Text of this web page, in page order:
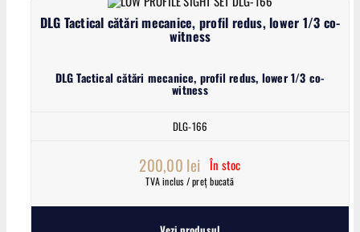
DLG Tactical cătări mecanice, profil redus, lower 1/3 co-
witness
DLG Tactical cătări mecanice, profil redus, lower 1/3 co-
witness
DLG-166
200,00 lei În stoc
TVA inclus / preț bucată